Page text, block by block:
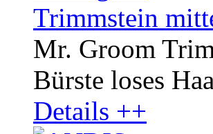
Trimmstein
Mr. Groom
Bürste loses
Details ++